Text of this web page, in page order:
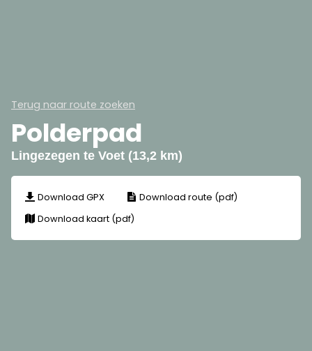
Terug naar route zoeken
Polderpad
Lingezegen te Voet (13,2 km)
Download GPX
Download route (pdf)
Download kaart (pdf)